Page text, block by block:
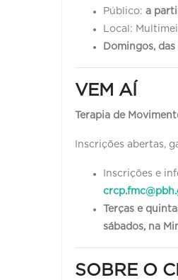
Público: a
Local:
Domingos, das
VEM AÍ
Terapia de
Inscrições abertas,
Inscrições e
Terças e
sábados, na
SOBRE O